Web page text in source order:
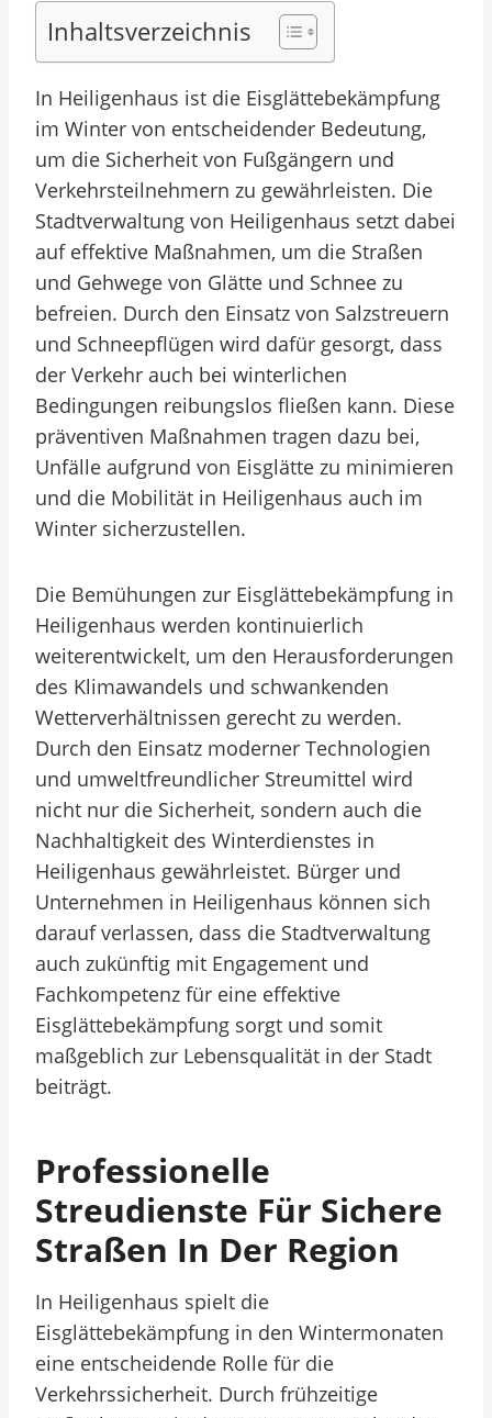
Inhaltsverzeichnis
In Heiligenhaus ist die Eisglättebekämpfung
im Winter von entscheidender Bedeutung,
um die Sicherheit von Fußgängern und
Verkehrsteilnehmern zu gewährleisten. Die
Stadtverwaltung von Heiligenhaus setzt dabei
auf effektive Maßnahmen, um die Straßen
und Gehwege von Glätte und Schnee zu
befreien. Durch den Einsatz von Salzstreuern
und Schneepflügen wird dafür gesorgt, dass
der Verkehr auch bei winterlichen
Bedingungen reibungslos fließen kann. Diese
präventiven Maßnahmen tragen dazu bei,
Unfälle aufgrund von Eisglätte zu minimieren
und die Mobilität in Heiligenhaus auch im
Winter sicherzustellen.
Die Bemühungen zur Eisglättebekämpfung in
Heiligenhaus werden kontinuierlich
weiterentwickelt, um den Herausforderungen
des Klimawandels und schwankenden
Wetterverhältnissen gerecht zu werden.
Durch den Einsatz moderner Technologien
und umweltfreundlicher Streumittel wird
nicht nur die Sicherheit, sondern auch die
Nachhaltigkeit des Winterdienstes in
Heiligenhaus gewährleistet. Bürger und
Unternehmen in Heiligenhaus können sich
darauf verlassen, dass die Stadtverwaltung
auch zukünftig mit Engagement und
Fachkompetenz für eine effektive
Eisglättebekämpfung sorgt und somit
maßgeblich zur Lebensqualität in der Stadt
beiträgt.
Professionelle
Streudienste Für Sichere
Straßen In Der Region
In Heiligenhaus spielt die
Eisglättebekämpfung in den Wintermonaten
eine entscheidende Rolle für die
Verkehrssicherheit. Durch frühzeitige